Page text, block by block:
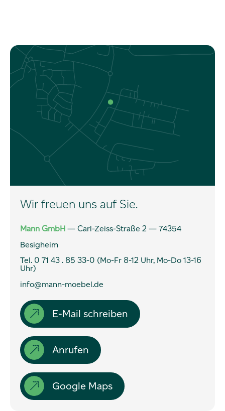
Über uns
Zahnarzt
Dentallabor
Ansprechpartner
Karriere
Impressum
Datenschutz
Kontakt.
Wir freuen uns auf Sie.
Mann GmbH — Carl-Zeiss-Straße 2 — 74354
Besigheim
Tel. 0 71 43 . 85 33-0 (Mo-Fr 8-12 Uhr, Mo-Do 13-16
Uhr)
info@mann-moebel.de
E-Mail schreiben
Anrufen
Google Maps